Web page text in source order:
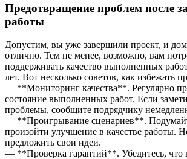
Предотвращение проблем после
работы
Допустим, вы уже завершили проект, и
отлично. Тем не менее, возможно, вам
поддерживать качество выполненных
лет. Вот несколько советов, как избежать
— **Мониторинг качества**. Регулярно
состояние выполненных работ. Если
проблемы, сообщите подрядчику
— **Проигрывание сценариев**.
произойти улучшение в качестве работы.
предложить свои идеи.
— **Проверка гарантий**. Убедитесь, что